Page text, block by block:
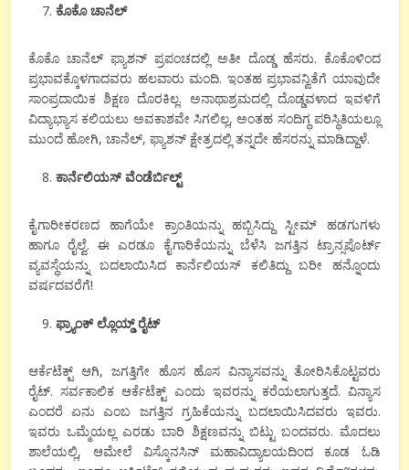
ಕೊಕೊ ಚಾನೆಲ್
ಕೊಕೊ ಚಾನೆಲ್ ಫ್ಯಾಶನ್ ಪ್ರಪಂಚದಲ್ಲಿ ಅತೀ ದೊಡ್ಡ ಹೆಸರು. ಕೊಕೊಳಿಂದ
ಪ್ರಭಾವಕ್ಕೊಳಗಾದವರು ಹಲವಾರು ಮಂದಿ. ಇಂತಹ ಪ್ರಭಾವನ್ವಿತೆಗೆ ಯಾವುದೇ
ಸಾಂಪ್ರದಾಯಿಕ ಶಿಕ್ಷಣ ದೊರಕಿಲ್ಲ. ಅನಾಥಾಶ್ರಮದಲ್ಲಿ ದೊಡ್ಡವಳಾದ ಇವಳಿಗೆ
ವಿದ್ಯಾಭ್ಯಾಸ ಕಲಿಯಲು ಅವಕಾಶವೇ ಸಿಗಲಿಲ್ಲ, ಅಂತಹ ಸಂದಿಗ್ಧ ಪರಿಸ್ಥಿತಿಯಲ್ಲೂ
ಮುಂದೆ ಹೋಗಿ, ಚಾನೆಲ್, ಫ್ಯಾಶನ್ ಕ್ಷೇತ್ರದಲ್ಲಿ ತನ್ನದೇ ಹೆಸರನ್ನು ಮಾಡಿದ್ದಾಳೆ.
ಕಾರ್ನೆಲಿಯಸ್ ವೆಂಡೆರ್ಬಿಲ್ಟ್
ಕೈಗಾರೀಕರಣದ ಹಾಗೆಯೇ ಕ್ರಾಂತಿಯನ್ನು ಹಬ್ಬಿಸಿದ್ದು ಸ್ಟೀಮ್ ಹಡಗುಗಳು
ಹಾಗೂ ರೈಲ್ವೆ. ಈ ಎರಡೂ ಕೈಗಾರಿಕೆಯನ್ನು ಬೆಳೆಸಿ ಜಗತ್ತಿನ ಟ್ರಾನ್ಸಪೊರ್ಟ್
ವ್ಯವಸ್ಥೆಯನ್ನು ಬದಲಾಯಿಸಿದ ಕಾರ್ನೆಲಿಯಸ್ ಕಲಿತಿದ್ದು ಬರೀ ಹನ್ನೊಂದು
ವರ್ಷದವರೆಗೆ!
ಫ್ರ್ಯಾಂಕ್ ಲ್ಲೊಯ್ಡ್ ರೈಟ್
ಆರ್ಕೆಟೆಕ್ಟ್ ಆಗಿ, ಜಗತ್ತಿಗೇ ಹೊಸ ಹೊಸ ವಿನ್ಯಾಸವನ್ನು ತೋರಿಸಿಕೊಟ್ಟವರು
ರೈಟ್. ಸರ್ವಕಾಲಿಕ ಆರ್ಕೆಟೆಕ್ಟ್ ಎಂದು ಇವರನ್ನು ಕರೆಯಲಾಗುತ್ತದೆ. ವಿನ್ಯಾಸ
ಎಂದರೆ ಏನು ಎಂಬ ಜಗತ್ತಿನ ಗ್ರಹಿಕೆಯನ್ನು ಬದಲಾಯಿಸಿದವರು ಇವರು.
ಇವರು ಒಮ್ಮೆಯಲ್ಲ ಎರಡು ಬಾರಿ ಶಿಕ್ಷಣವನ್ನು ಬಿಟ್ಟು ಬಂದವರು. ಮೊದಲು
ಶಾಲೆಯಲ್ಲಿ, ಆಮೇಲೆ ವಿಸ್ಕೊನಸಿನ್ ಮಹಾವಿದ್ಯಾಲಯದಿಂದ ಕೂಡ ಓಡಿ